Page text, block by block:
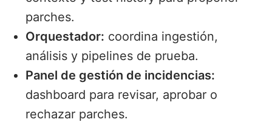
parches.
Orquestador: coordina ingestión,
análisis y pipelines de prueba.
Panel de gestión de incidencias:
dashboard para revisar, aprobar o
rechazar parches.